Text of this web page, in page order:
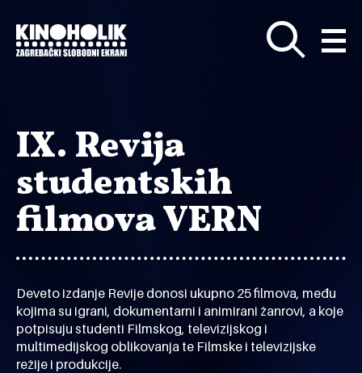
glavni
sadržaj
IX. Revija
studentskih
filmova VERN
Deveto izdanje Revije donosi ukupno 25 filmova, među
kojima su igrani, dokumentarni i animirani žanrovi, a koje
potpisuju studenti Filmskog, televizijskog i
multimedijskog oblikovanja te Filmske i televizijske
režije i produkcije.